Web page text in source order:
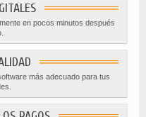
en pocos minutos después
más adecuado para tus